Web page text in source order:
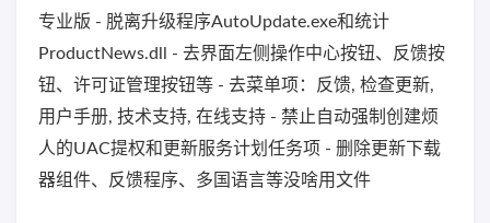
专业版 - 脱离升级程序AutoUpdate.exe和统计
ProductNews.dll - 去界面左侧操作中心按钮、反馈按
钮、许可证管理按钮等 - 去菜单项：反馈, 检查更新,
用户手册, 技术支持, 在线支持 - 禁止自动强制创建烦
人的UAC提权和更新服务计划任务项 - 删除更新下载
器组件、反馈程序、多国语言等没啥用文件